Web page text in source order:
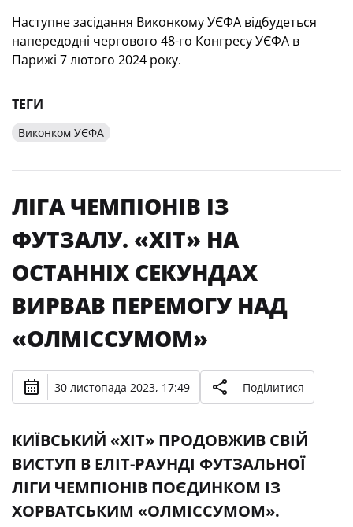
Наступне засідання Виконкому УЄФА відбудеться
напередодні чергового 48-го Конгресу УЄФА в
Парижі 7 лютого 2024 року.
ТЕГИ
Виконком УЄФА
ЛІГА ЧЕМПІОНІВ ІЗ
ФУТЗАЛУ. «ХІТ» НА
ОСТАННІХ СЕКУНДАХ
ВИРВАВ ПЕРЕМОГУ НАД
«ОЛМІССУМОМ»
30 листопада 2023, 17:49 Поділитися
КИЇВСЬКИЙ «ХІТ» ПРОДОВЖИВ СВІЙ
ВИСТУП В ЕЛІТ-РАУНДІ ФУТЗАЛЬНОЇ
ЛІГИ ЧЕМПІОНІВ ПОЄДИНКОМ ІЗ
ХОРВАТСЬКИМ «ОЛМІССУМОМ».